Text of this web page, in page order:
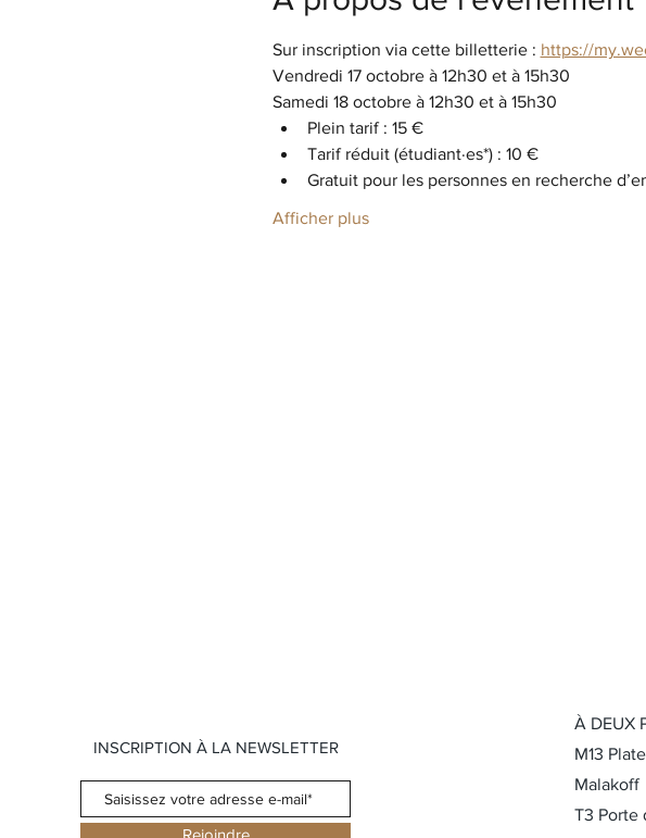
Sur inscription via cette billetterie : https://
Vendredi 17 octobre à 12h30 et à 15h30
Samedi 18 octobre à 12h30 et à 15h30
Plein tarif : 15 €
Tarif réduit (étudiant·es*) : 10 €
Gratuit pour les personnes en recherche
Afficher plus
INSCRIPTION À LA NEWSLETTER
Rejoindre
À DEUX
M13
Malakoff
T3 Porte